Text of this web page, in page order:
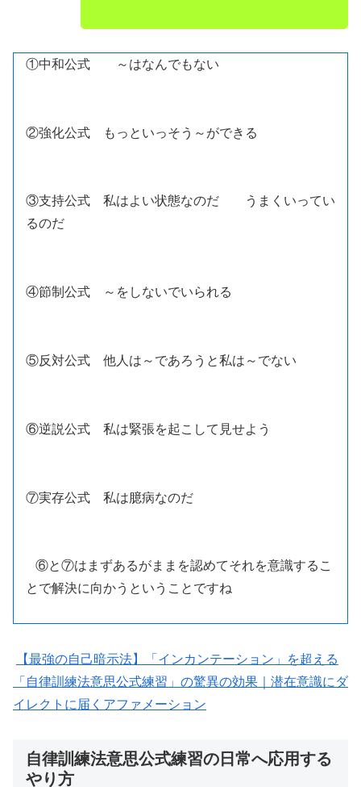
①中和公式 ～はなんでもない
②強化公式 もっといっそう～ができる
③支持公式 私はよい状態なのだ うまくいってい
るのだ
④節制公式 ～をしないでいられる
⑤反対公式 他人は～であろうと私は～でない
⑥逆説公式 私は緊張を起こして見せよう
⑦実存公式 私は臆病なのだ
⑥と⑦はまずあるがままを認めてそれを意識するこ
とで解決に向かうということですね
【最強の自己暗示法】「インカンテーション」を超える
「自律訓練法意思公式練習」の驚異の効果｜潜在意識にダ
イレクトに届くアファメーション
自律訓練法意思公式練習の日常へ応用する
やり方